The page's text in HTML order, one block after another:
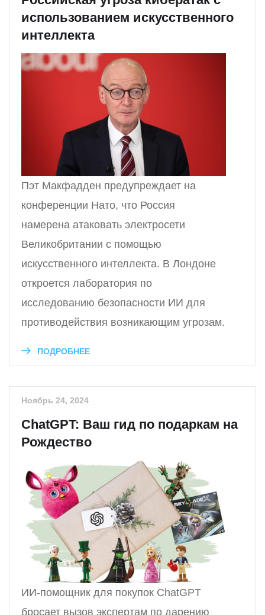
использованием искусственного
интеллекта
Пэт Макфадден предупреждает на
конференции Нато, что Россия
намерена атаковать электросети
Великобритании с помощью
искусственного интеллекта. В Лондоне
откроется лаборатория по
исследованию безопасности ИИ для
противодействия возникающим угрозам.
ПОДРОБНЕЕ
Ноябрь 24, 2024
ChatGPT: Ваш гид по подаркам на
Рождество
ИИ-помощник для покупок ChatGPT
бросает вызов экспертам по дарению